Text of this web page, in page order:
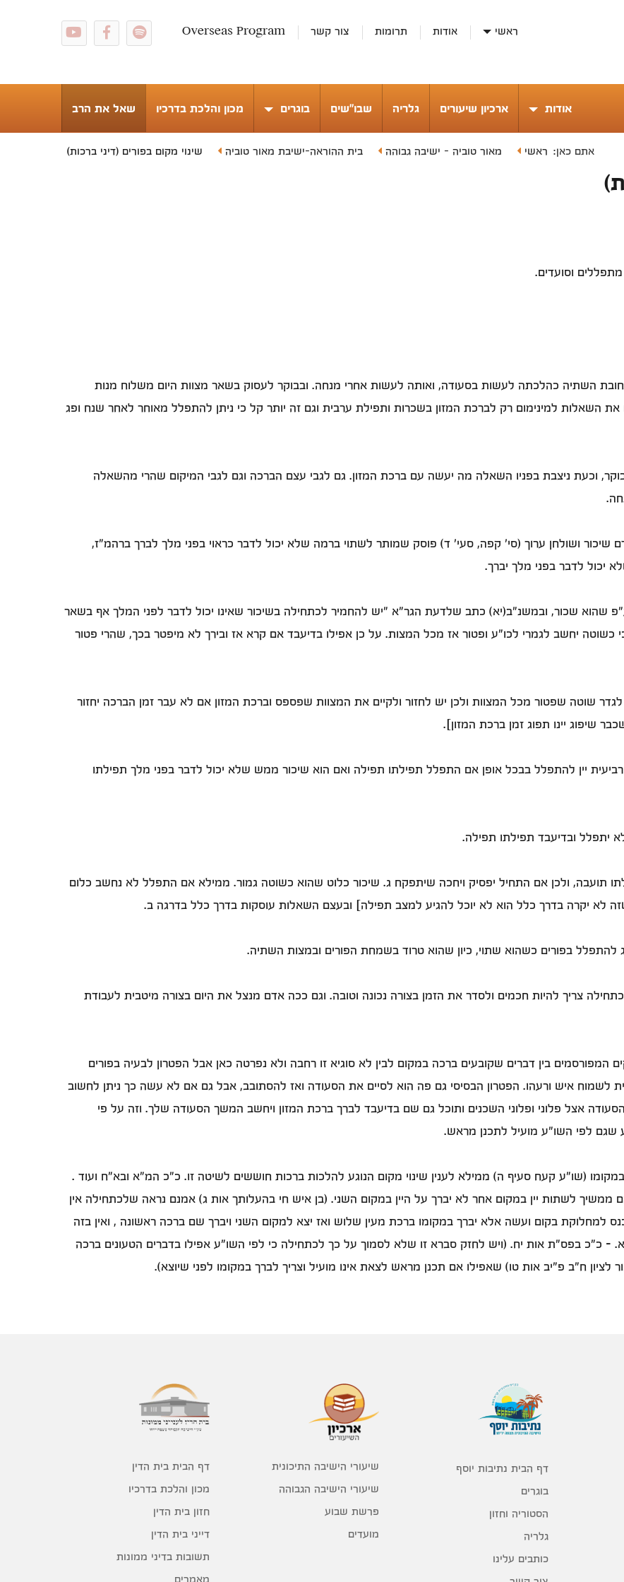
ראשי אודות תרומות צור קשר Overseas Program
אודות ארכיון שיעורים גלריה שבו"שים בוגרים מכון והלכת בדרכיו שאל את הרב
אתם כאן: ראשי מאור טוביה - ישיבה גבוהה בית ההוראה-ישיבת מאור טוביה שינוי מקום בפורים (דיני ברכות)
וסועדים.
השתיה כהלכתה לעשות בסעודה, ואותה לעשות אחרי מנחה. ובבוקר לעסוק בשאר מצוות היום משלוח מנות
את השאלות למינימום רק לברכת המזון בשכרות ותפילת ערבית וגם זה יותר קל כי ניתן להתפלל מאוחר לאחר שנח ופג
וכעת ניצבת בפניו השאלה מה יעשה עם ברכת המזון. גם לגבי עצם הברכה וגם לגבי המיקום שהרי מהשאלה
שיכור ושולחן ערוך (סי' קפה, סעי' ד) פוסק שמותר לשתוי ברמה שלא יכול לדבר כראוי בפני מלך לברך ברהמ"ז,
לדבר בפני מלך יברך.
שהוא שכור, ובמשנ"ב(יא) כתב שלדעת הגר"א "יש להחמיר לכתחילה בשיכור שאינו יכול לדבר לפני המלך אף בשאר
כשוטה יחשב לגמרי לכו"ע ופטור אז מכל המצות. על כן אפילו בדיעבד אם קרא אז ובירך לא מיפטר בכך, שהרי פטור
שוטה שפטור מכל המצוות ולכן יש לחזור ולקיים את המצוות שפספס וברכת המזון אם לא עבר זמן הברכה יחזור
שיפוג יינו תפוג זמן ברכת המזון].
יין להתפלל בבכל אופן אם התפלל תפילתו תפילה ואם הוא שיכור ממש שלא יכול לדבר בפני מלך תפילתו
יתפלל ובדיעבד תפילתו תפילה.
תועבה, ולכן אם התחיל יפסיק ויחכה שיתפקח ג. שיכור כלוט שהוא כשוטה גמור. ממילא אם התפלל לא נחשב כלום
לא יקרה בדרך כלל הוא לא יוכל להגיע למצב תפילה] ובעצם השאלות עוסקות בדרך כלל בדרגה ב.
בפורים כשהוא שתוי, כיון שהוא טרוד בשמחת הפורים ובמצות השתיה.
צריך להיות חכמים ולסדר את הזמן בצורה נכונה וטובה. וגם ככה אדם מנצל את היום בצורה מיטבית לעבודת
המפורסמים בין דברים שקובעים ברכה במקום לבין לא סוגיא זו רחבה ולא נפרטה כאן אבל הפטרון לבעיה בפורים
לשמוח איש ורעהו. הפטרון הבסיסי גם פה הוא לסיים את הסעודה ואז להסתובב, אבל גם אם לא עשה כך ניתן לחשוב
אצל פלוני ופלוני השכנים ותוכל גם שם בדיעבד לברך ברכת המזון ויחשב המשך הסעודה שלך. וזה על פי
לפי השו"ע מועיל לתכנן מראש.
במקומו (שו"ע קעח סעיף ה) ממילא לענין שינוי מקום הנוגע להלכות ברכות חוששים לשיטה זו. כ"כ המ"א ובא"ח ועוד .
ממשיך לשתות יין במקום אחר לא יברך על היין במקום השני. (בן איש חי בהעלותך אות ג) אמנם נראה שלכתחילה אין
למחלוקת בקום ועשה אלא יברך במקומו ברכת מעין שלוש ואז יצא למקום השני ויברך שם ברכה ראשונה , ואין בזה
- כ"כ בפס"ת אות יח. (ויש לחזק סברא זו שלא לסמוך על כך לכתחילה כי לפי השו"ע אפילו בדברים הטעונים ברכה
לציון ח"ב פ"יב אות טו) שאפילו אם תכנן מראש לצאת אינו מועיל וצריך לברך במקומו לפני שיוצא).
דף הבית נתיבות יוסף
בוגרים
הסטוריה וחזון
גלריה
כותבים עלינו
שיעורי הישיבה התיכונית
שיעורי הישיבה הגבוהה
פרשת שבוע
מועדים
דף הבית בית הדין
מכון והלכת בדרכיו
חזון בית הדין
דייני בית הדין
תשובות בדיני ממונות
מאמרים